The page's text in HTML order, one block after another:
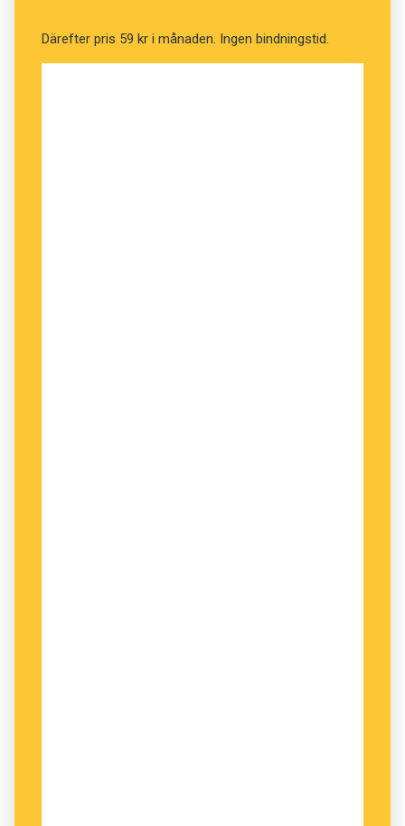
Absolut textär en fascinerande text över
Därefter pris 59 kr i månaden. Ingen bindningstid.